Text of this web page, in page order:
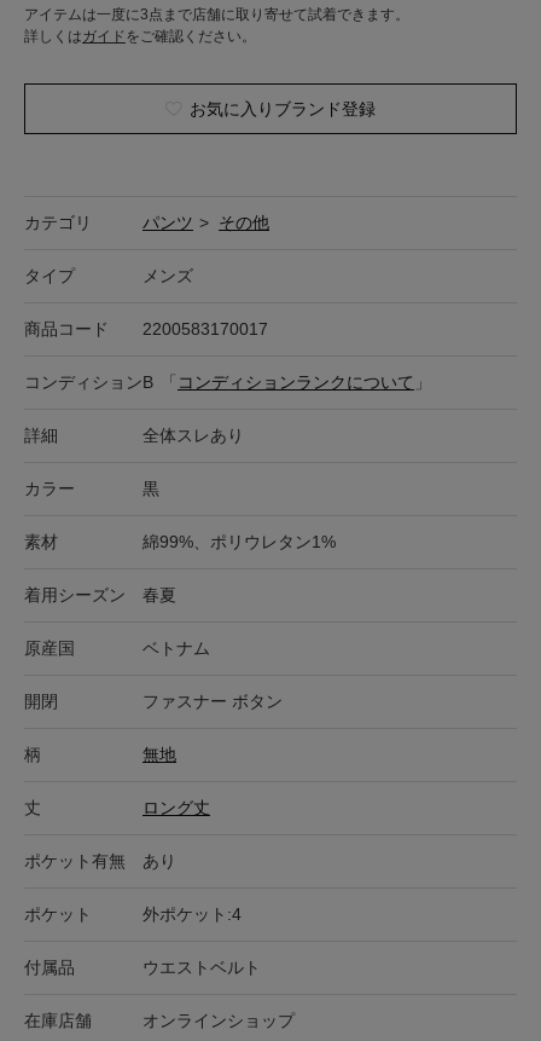
アイテムは一度に3点まで店舗に取り寄せて試着できます。
詳しくはガイド をご確認ください。
お気に入りブランド登録
カテゴリ パンツ > その他
タイプ メンズ
商品コード 2200583170017
コンディションB 「 コンディションランクについて 」
詳細 全体スレあり
カラー 黒
素材 綿99%、ポリウレタン1%
着用シーズン 春夏
原産国 ベトナム
開閉 ファスナー ボタン
柄 無地
丈 ロング丈
ポケット有無 あり
ポケット 外ポケット:4
付属品 ウエストベルト
在庫店舗 オンラインショップ